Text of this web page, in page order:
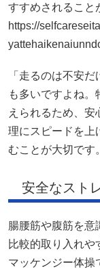
すすめされること
https://
「走るのは不安
も多いですよね
えられるため、
理にスピードを上
むことが大切です。
安全なスト
腸腰筋や腹筋を意
比較的取り入れや
マッケンジー体操